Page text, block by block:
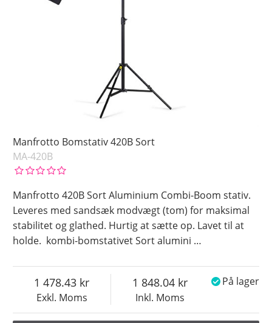
Manfrotto Bomstativ 420B Sort
MA-420B
Manfrotto 420B Sort Aluminium Combi-Boom stativ.
Leveres med sandsæk modvægt (tom) for maksimal
stabilitet og glathed. Hurtig at sætte op. Lavet til at
holde. kombi-bomstativet Sort alumini …
Exkl. Moms
1 478.43
Inkl. Moms
1 848.04 På lager